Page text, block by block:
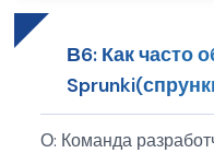
В6: Как часто
О: Команда